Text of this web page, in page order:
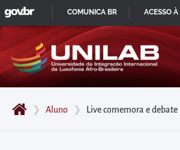
Pular
para
início
do
principal
❯ Aluno ❯ Live comemora e debate Estatuto da Igualdade
IR
PARA
CONTEÚDO
GOVBR
COMUNICA BR ACESSO